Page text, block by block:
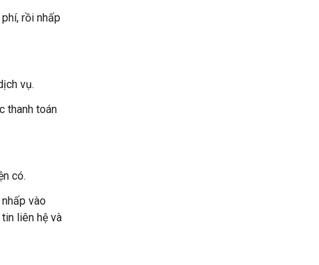
rồi nhấp
vụ.
thanh toán
có.
vào
liên hệ và